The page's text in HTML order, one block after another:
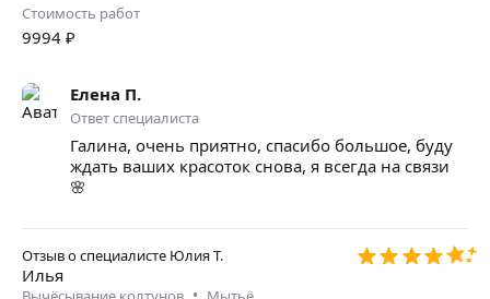
Стоимость работ
9994 ₽
Елена П.
Ответ специалиста
Галина, очень приятно, спасибо большое, буду
ждать ваших красоток снова, я всегда на связи
🌸
Отзыв о специалисте Юлия Т.
Илья